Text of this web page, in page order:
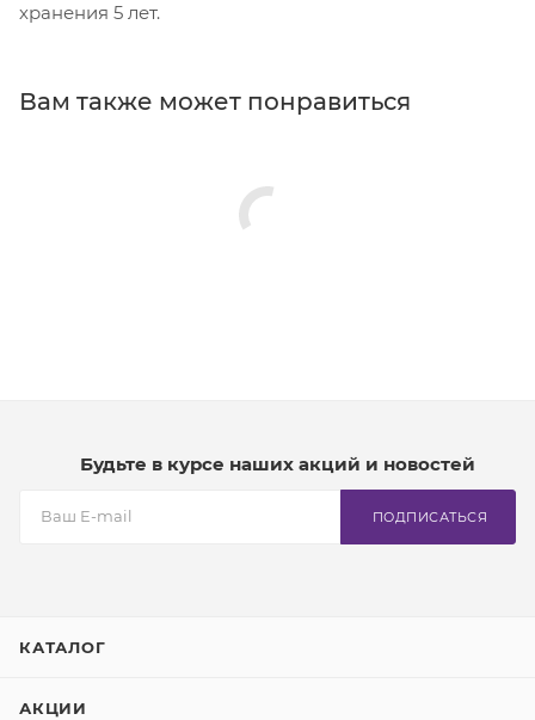
хранения 5 лет.
Вам также может понравиться
Будьте в курсе наших акций и новостей
ПОДПИСАТЬСЯ
КАТАЛОГ
АКЦИИ